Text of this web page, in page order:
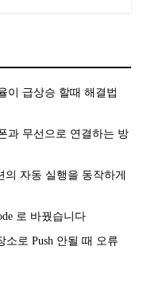
이 급상승 할때 해결법
과 무선으로 연결하는 방
자동 실행을 동작하게
로 바꿨습니다
소로 Push 안될 때 오류